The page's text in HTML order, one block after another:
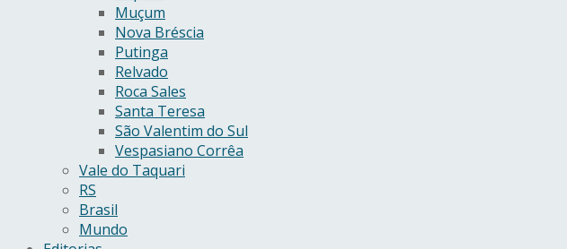
Muçum
Nova Bréscia
Putinga
Relvado
Roca Sales
Santa Teresa
São Valentim do Sul
Vespasiano Corrêa
Vale do Taquari
RS
Brasil
Mundo